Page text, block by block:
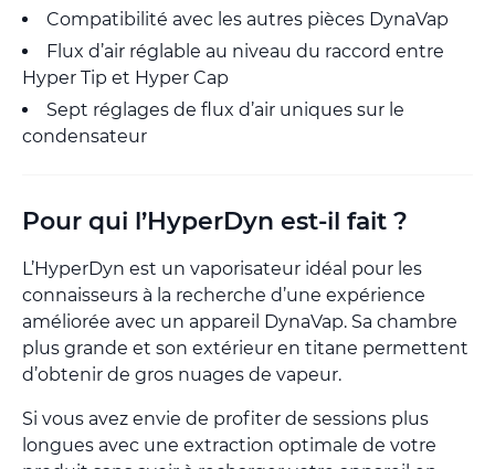
Compatibilité avec les autres pièces DynaVap
Flux d’air réglable au niveau du raccord entre
Hyper Tip et Hyper Cap
Sept réglages de flux d’air uniques sur le
condensateur
Pour qui l’HyperDyn est-il fait ?
L’HyperDyn est un vaporisateur idéal pour les
connaisseurs à la recherche d’une expérience
améliorée avec un appareil DynaVap. Sa chambre
plus grande et son extérieur en titane permettent
d’obtenir de gros nuages de vapeur.
Si vous avez envie de profiter de sessions plus
longues avec une extraction optimale de votre